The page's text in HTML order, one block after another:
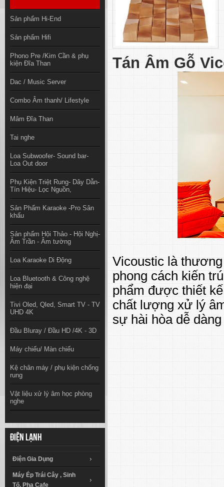
Sản phẩm Hi-End
Sản phẩm Hifi
Phono Pre /Kim Cần & phụ
kiện Đĩa Than
Dac / Music Server
Combo Âm thanh/ Lifestyle
Mâm Đĩa Than
Tai nghe
Loa Subwoofer- Sound bar-
Loa Out door
Phụ Kiện Triệt Rung- Dây Dẫn-
Tín Hiệu- Lọc Nguồn,
Sản Phẩm Karaoke -Pro Sân
khấu
Sản phẩm Hội Thảo - Hội Nghị-
Âm Trần - Âm tường
Loa Karaoke Di Động
Loa Bluetooth & Công nghệ
hiện đại
Tivi Oled, Qled, Smart TV - TV
UHD 4K
Đầu Bluray / Đầu HD /4K - 3D
Máy chiếu/ Màn chiếu
Kệ chân máy / phụ kiện chống
rung
Vật liệu xử lý âm học phòng
nghe
Điện lạnh
Điện Gia Dụng
Máy Ép Trái Cây , Sinh
Tố, Pha Cafe
Tán Âm Gỗ
Vicoustic là
phong cách kiến
phẩm được thiết
chất lượng xử lý
sự hài hòa dễ